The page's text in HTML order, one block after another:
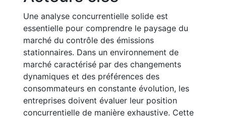
Une analyse concurrentielle solide est
essentielle pour comprendre le paysage du
marché du contrôle des émissions
stationnaires. Dans un environnement de
marché caractérisé par des changements
dynamiques et des préférences des
consommateurs en constante évolution, les
entreprises doivent évaluer leur position
concurrentielle de manière exhaustive. Cette